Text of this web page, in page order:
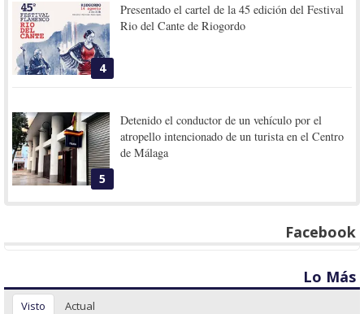
4
Presentado el cartel de la 45 edición del Festival
Rio del Cante de Riogordo
5
Detenido el conductor de un vehículo por el
atropello intencionado de un turista en el Centro
de Málaga
Facebook
Lo Más
Visto Actual